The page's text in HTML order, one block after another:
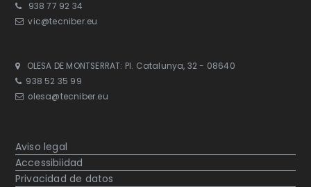
938 77 92 34
vic@tecniber.eu
OLESA DE MONTSERRAT: Pl. Catalunya, 32 - 08640
938 52 35 99
olesa@tecniber.eu
Aviso legal
Accessibiidad
Privacidad de datos